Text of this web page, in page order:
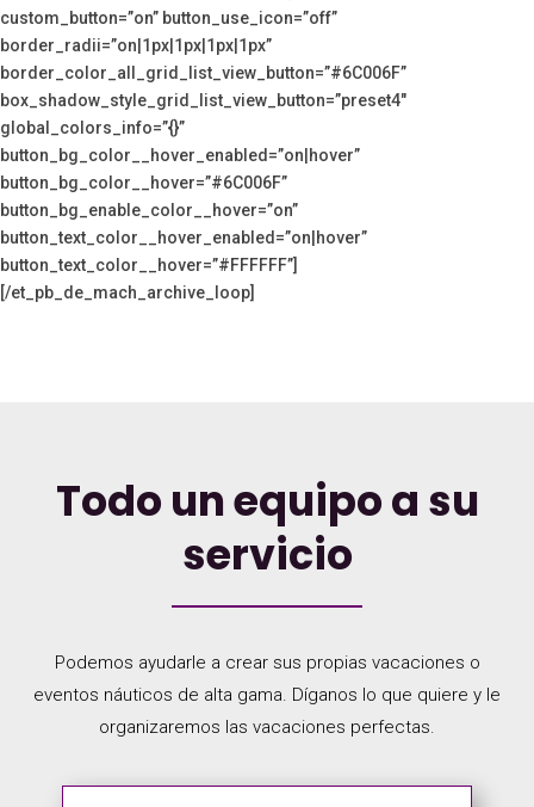
custom_button=”on” button_use_icon=”off”
border_radii=”on|1px|1px|1px|1px”
border_color_all_grid_list_view_button=”#6C006F”
box_shadow_style_grid_list_view_button=”preset4″
global_colors_info=”{}”
button_bg_color__hover_enabled=”on|hover”
button_bg_color__hover=”#6C006F”
button_bg_enable_color__hover=”on”
button_text_color__hover_enabled=”on|hover”
button_text_color__hover=”#FFFFFF”]
[/et_pb_de_mach_archive_loop]
Todo un equipo a su
servicio
Podemos ayudarle a crear sus propias vacaciones o
eventos náuticos de alta gama. Díganos lo que quiere y le
organizaremos las vacaciones perfectas.